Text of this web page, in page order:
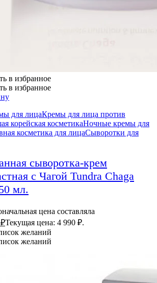
в избранное
в избранное
для лицаКремы для лица против
корейская косметикаНочные кремы для
косметика для лицаСыворотки для
сыворотка-крем
с Чагой Tundra Chaga
мл.
цена составляла
₽Текущая цена: 4 990 ₽.
желаний
желаний